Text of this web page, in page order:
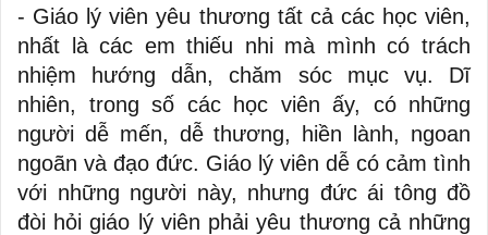
- Giáo lý viên yêu thương tất cả các học viên,
nhất là các em thiếu nhi mà mình có trách
nhiệm hướng dẫn, chăm sóc mục vụ. Dĩ
nhiên, trong số các học viên ấy, có những
người dễ mến, dễ thương, hiền lành, ngoan
ngoãn và đạo đức. Giáo lý viên dễ có cảm tình
với những người này, nhưng đức ái tông đồ
đòi hỏi giáo lý viên phải yêu thương cả những